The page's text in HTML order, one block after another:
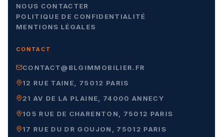
NOUS CONTACTER
POLITIQUE DE CONFIDENTIALITÉ
MENTIONS LÉGALES
CONTACT
CONTACT@BLGIMMOBILIER.FR
12 RUE TAINE, 75012 PARIS
21 AV DE LA PLAINE, 74000 ANNECY
105 RUE DE CHARENTON, 75012 PARIS
17 RUE DU DR GOUJON, 75012 PARIS